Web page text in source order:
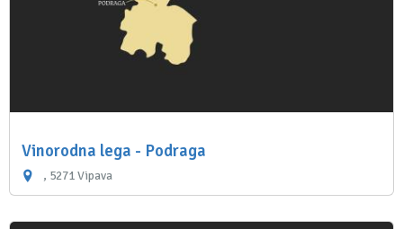
Vinorodna lega - Podraga
, 5271 Vipava